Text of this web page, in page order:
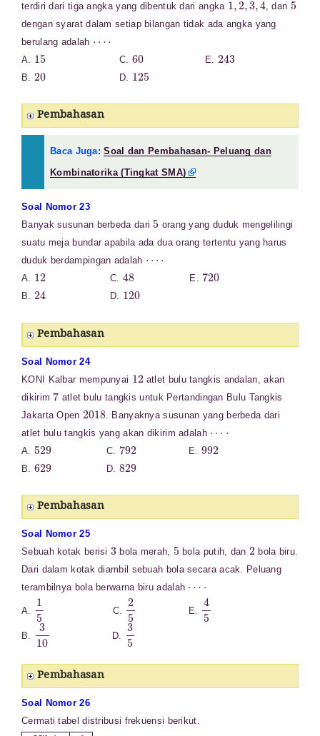
terdiri dari tiga angka yang dibentuk dari angka
, dan
dengan syarat dalam setiap bilangan tidak ada angka yang
berulang adalah
A.
15
C.
60
E.
243
B.
20
D.
125
Pembahasan
Baca Juga:Soal dan Pembahasan- Peluang dan
Kombinatorika (Tingkat SMA)
Soal Nomor 23
Banyak susunan berbeda dari
5
orang yang duduk mengelilingi
suatu meja bundar apabila ada dua orang tertentu yang harus
duduk berdampingan adalah
A.
12
C.
48
E.
720
B.
24
D.
120
Pembahasan
Soal Nomor 24
KONI Kalbar mempunyai
12
atlet bulu tangkis andalan, akan
dikirim
7
atlet bulu tangkis untuk Pertandingan Bulu Tangkis
Jakarta Open
2018
. Banyaknya susunan yang berbeda dari
atlet bulu tangkis yang akan dikirim adalah
A.
529
C.
792
E.
992
B.
629
D.
829
Pembahasan
Soal Nomor 25
Sebuah kotak berisi
3
bola merah,
5
bola putih, dan
2
bola biru.
Dari dalam kotak diambil sebuah bola secara acak. Peluang
terambilnya bola berwarna biru adalah
A.
15
C.
25
E.
45
B.
310
D.
35
Pembahasan
Soal Nomor 26
Cermati tabel distribusi frekuensi berikut.